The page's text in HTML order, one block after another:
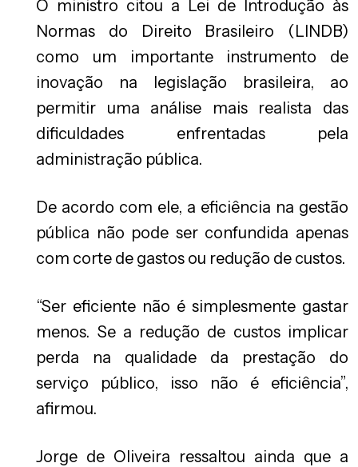
O ministro citou a Lei de Introdução às
Normas do Direito Brasileiro (LINDB)
como um importante instrumento de
inovação na legislação brasileira, ao
permitir uma análise mais realista das
dificuldades enfrentadas pela
administração pública.
De acordo com ele, a eficiência na gestão
pública não pode ser confundida apenas
com corte de gastos ou redução de custos.
“Ser eficiente não é simplesmente gastar
menos. Se a redução de custos implicar
perda na qualidade da prestação do
serviço público, isso não é eficiência”,
afirmou.
Jorge de Oliveira ressaltou ainda que a